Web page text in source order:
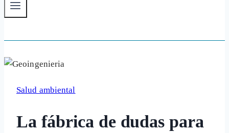
Salud ambiental
La fábrica de dudas para